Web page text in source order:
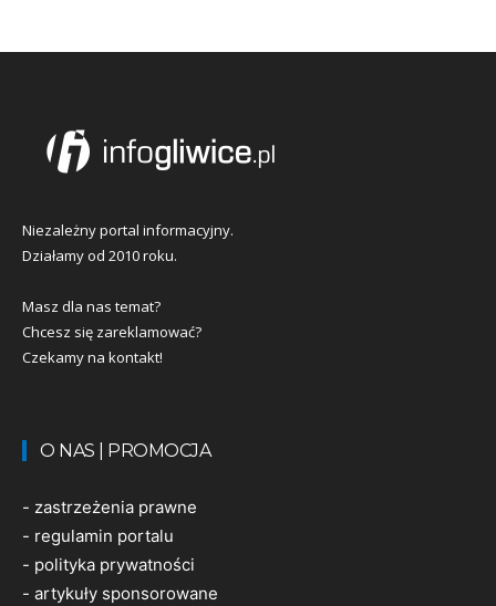
Niezależny portal informacyjny.
Działamy od 2010 roku.
Masz dla nas temat?
Chcesz się zareklamować?
Czekamy na kontakt!
O NAS | PROMOCJA
- zastrzeżenia prawne
- regulamin portalu
- polityka prywatności
- artykuły sponsorowane